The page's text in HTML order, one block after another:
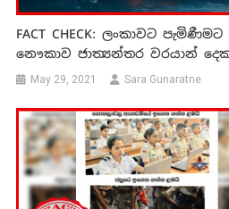
FACT CHECK: ලංකාවට පැමිණීමට
නෞකාව ජාත්‍යන්තර වරයාන්
May 29, 2021 Sara Gunaratne